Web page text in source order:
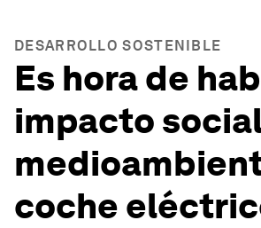
DESARROLLO SOSTENIBLE
Es hora de
impacto
coche